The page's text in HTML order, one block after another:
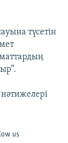
түсетін
us